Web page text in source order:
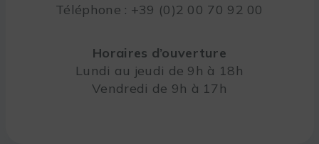
Téléphone : +39 (0)2 00 70 92 00
Horaires d’ouverture
Lundi au jeudi de 9h à 18h
Vendredi de 9h à 17h